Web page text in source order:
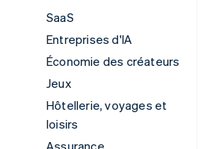
SaaS
Entreprises d'IA
Économie des créateurs
Jeux
Hôtellerie, voyages et
loisirs
Assurance